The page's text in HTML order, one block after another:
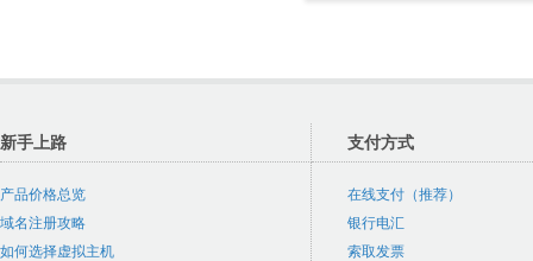
新手上路 支付方式
产品价格总览
域名注册攻略
如何选择虚拟主机
在线支付（推荐）
银行电汇
索取发票